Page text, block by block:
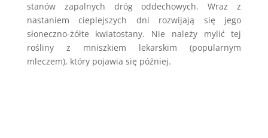
stanów zapalnych dróg oddechowych. Wraz z
nastaniem cieplejszych dni rozwijają się jego
słoneczno-żółte kwiatostany. Nie należy mylić tej
rośliny z mniszkiem lekarskim (popularnym
mleczem), który pojawia się później.